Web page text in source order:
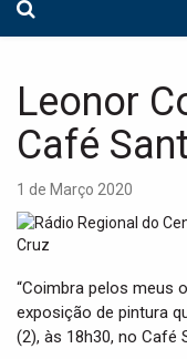
Leonor
Café
1 de Março 2020
“Coimbra pelos meus
exposição de pintura
(2), às 18h30, no Café